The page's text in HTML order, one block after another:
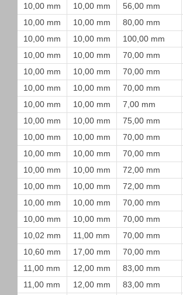
10,00 mm
10,00 mm 56,00 mm
10,00 mm
10,00 mm 80,00 mm
10,00 mm
10,00 mm 100,00 mm
10,00 mm
10,00 mm 70,00 mm
10,00 mm
10,00 mm 70,00 mm
10,00 mm
10,00 mm 70,00 mm
10,00 mm
10,00 mm 7,00 mm
10,00 mm
10,00 mm 75,00 mm
10,00 mm
10,00 mm 70,00 mm
10,00 mm
10,00 mm 70,00 mm
10,00 mm
10,00 mm 72,00 mm
10,00 mm
10,00 mm 72,00 mm
10,00 mm
10,00 mm 70,00 mm
10,00 mm
10,00 mm 70,00 mm
10,02 mm
11,00 mm 70,00 mm
10,60 mm
17,00 mm 70,00 mm
11,00 mm
12,00 mm 83,00 mm
11,00 mm
12,00 mm 83,00 mm